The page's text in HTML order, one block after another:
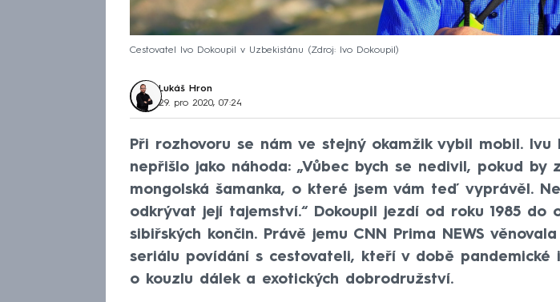
Cestovatel Ivo Dokoupil v Uzbekistánu Zdroj: Ivo Dokoupil
Lukáš Hron
29. pro 2020, 07:24
Při rozhovoru se nám ve stejný okamžik vybil mobil. Ivu
nepřišlo jako náhoda: „Vůbec bych se nedivil, pokud by
mongolská šamanka, o které jsem vám teď vyprávěl.
odkrývat její tajemství.“ Dokoupil jezdí od roku 1985 do
sibiřských končin. Právě jemu CNN Prima NEWS
seriálu povídání s cestovateli, kteří v době pandemické
o kouzlu dálek a exotických dobrodružství.